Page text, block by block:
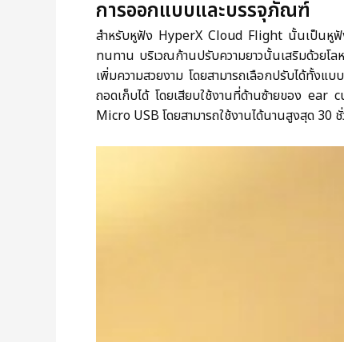
การออกแบบและบรรจุภัณฑ์
สำหรับหูฟัง HyperX Cloud Flight นั้นเป็นหูฟั
ทนทาน บริเวณก้านปรับความยาวนั้นเสริมด้วยโ
เพิ่มความสวยงาม โดยสามารถเลือกปรับได้ทั้ง
ถอดเก็บได้ โดยเสียบใช้งานที่ด้านซ้ายของ
Micro USB โดยสามารถใช้งานได้นานสูงสุด 30